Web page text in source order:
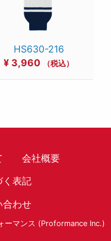
HS630-216
¥ 3,960 （税込）
会社概要
く表記
合わせ
ーマンス (Proformance Inc.)